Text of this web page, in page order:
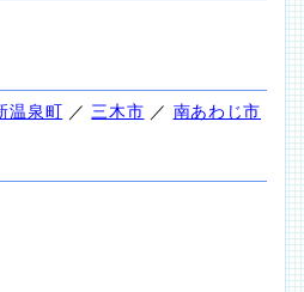
温泉町 ／ 三木市 ／ 南あわじ市